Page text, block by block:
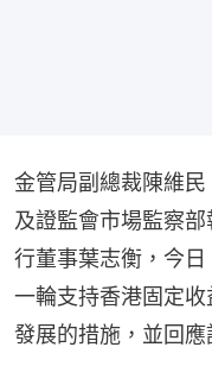
金管局副總裁陳維
及證監會市場監察
行董事葉志衡，今
一輪支持香港固定
發展的措施，並回應